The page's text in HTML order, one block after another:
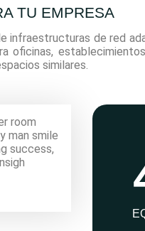
TU EMPRESA
infraestructuras de red
oficinas,
similares.